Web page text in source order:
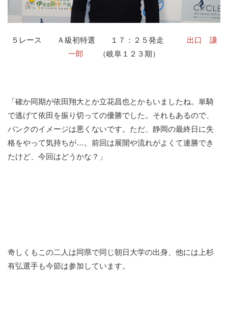
５レース Ａ級初特選 １７：２５発走 出口 謙
一郎 （岐阜１２３期）
「確か同期が依田翔大とか立花昌也とかもいましたね。単騎
で逃げて依田を振り切っての優勝でした。それもあるので、
バンクのイメージは悪くないです。ただ、静岡の最終日に失
格をやって気持ちが…。前回は展開や流れがよくて連勝でき
たけど、今回はどうかな？」
奇しくもこの二人は同県で同じ朝日大学の出身、他には上杉
有弘選手も今節は参加しています。